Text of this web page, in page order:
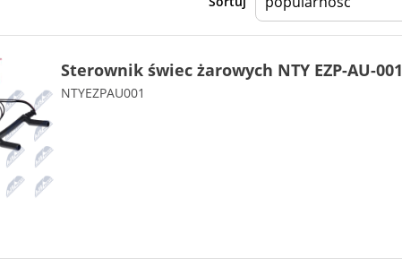
Sterownik świec żarowych NTY EZP-AU-001
NTYEZPAU001